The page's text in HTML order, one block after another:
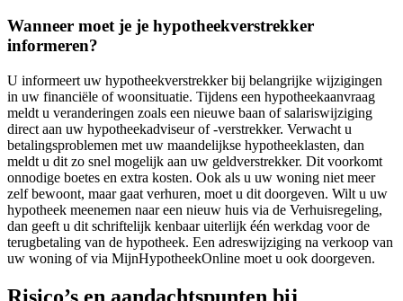
Wanneer moet je je hypotheekverstrekker
informeren?
U informeert uw hypotheekverstrekker bij belangrijke wijzigingen
in uw financiële of woonsituatie. Tijdens een hypotheekaanvraag
meldt u veranderingen zoals een nieuwe baan of salariswijziging
direct aan uw hypotheekadviseur of -verstrekker. Verwacht u
betalingsproblemen met uw maandelijkse hypotheeklasten, dan
meldt u dit zo snel mogelijk aan uw geldverstrekker. Dit voorkomt
onnodige boetes en extra kosten. Ook als u uw woning niet meer
zelf bewoont, maar gaat verhuren, moet u dit doorgeven. Wilt u uw
hypotheek meenemen naar een nieuw huis via de Verhuisregeling,
dan geeft u dit schriftelijk kenbaar uiterlijk één werkdag voor de
terugbetaling van de hypotheek. Een adreswijziging na verkoop van
uw woning of via MijnHypotheekOnline moet u ook doorgeven.
Risico’s en aandachtspunten bij